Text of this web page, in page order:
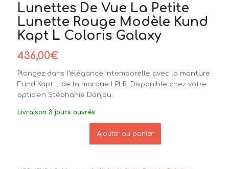
Lunettes De Vue La Petite
Lunette Rouge Modèle Kund
Kapt L Coloris Galaxy
436,00€
Plongez dans l’élégance intemporelle avec la monture
Fund Kapt L de la marque LPLR. Disponible chez votre
opticien Stéphanie Danjou.
Livraison 3 jours ouvrés
Ajouter au panier